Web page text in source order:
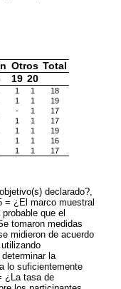
Otros Total
19 20
1 1
18
1 1
19
- 1
17
1 1
17
1 1
19
1 1
16
1 1 17
declarado?,
= ¿El marco muestral
que el
tomaron medidas
midieron de acuerdo
la
lo suficientemente
¿La tasa de